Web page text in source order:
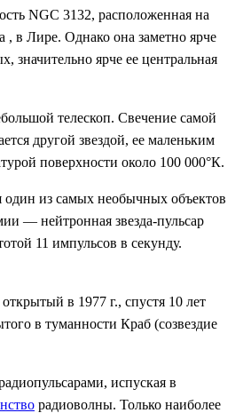
NGC 3132, расположенная на
, в Лире. Однако она заметно ярче
значительно ярче ее центральная
телескоп. Свечение самой
другой звездой, ее маленьким
поверхности около 100 000°К.
один из самых необычных объектов
— нейтронная звезда-пульсар
11 импульсов в секунду.
в 1977 г., спустя 10 лет
в туманности Краб (созвездие
испуская в
радиоволны. Только наиболее